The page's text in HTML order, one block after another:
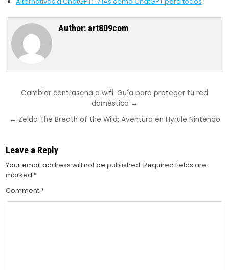
Author: art809com
Post
Cambiar contrasena a wifi: Guía para proteger tu red
doméstica →
← Zelda The Breath of the Wild: Aventura en Hyrule Nintendo
Leave a Reply
Your email address will not be published. Required fields are
marked *
Comment *